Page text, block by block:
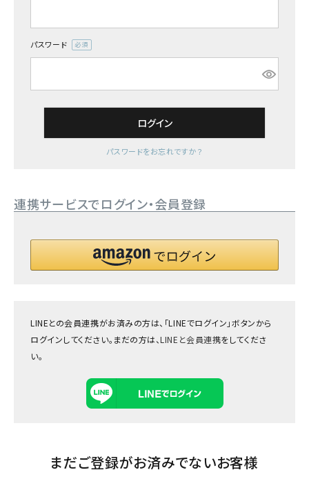
パスワード
(必
ログイン
パスワードをお忘れですか？
連携サービスでログイン・会員登録
LINEとの会員連携がお済みの方は、「LINEでログイン」ボタンから
ログインしてください。まだの方は、LINEと会員連携をしてくださ
い。
まだご登録がお済みでないお客様